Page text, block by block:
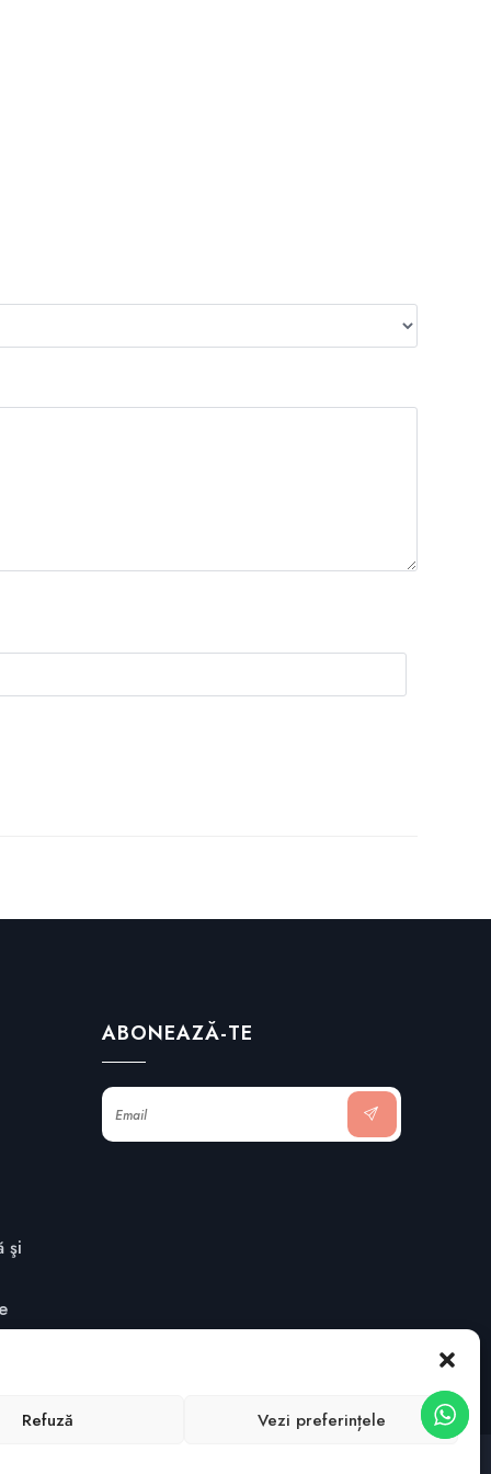
Refuză Vezi preferințele
şi
ABONEAZĂ-TE